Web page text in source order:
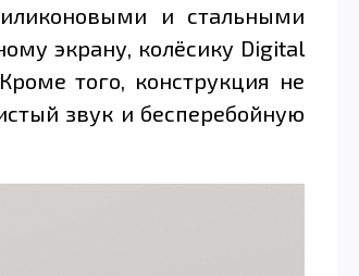
и стальными
экрану, колёсику Digital
того, конструкция не
звук и бесперебойную